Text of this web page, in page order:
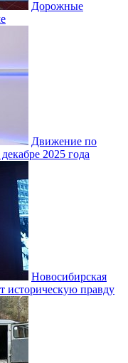
Дорожные
Движение по
2025 года
Новосибирская
историческую правду